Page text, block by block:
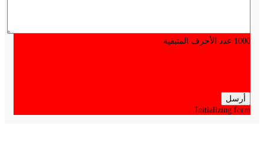
1000 عدد الأحرف المتبقية
أرسل
Initializing form...